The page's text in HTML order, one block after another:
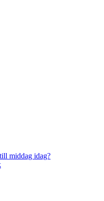
middag idag?